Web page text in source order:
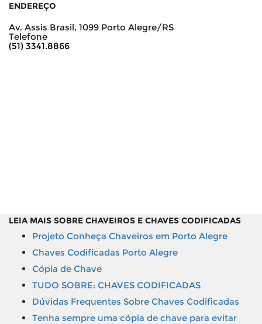
ENDEREÇO
Av. Assis Brasil, 1099 Porto Alegre/RS
Telefone
(51) 3341.8866
LEIA MAIS SOBRE CHAVEIROS E CHAVES CODIFICADAS
Projeto Conheça Chaveiros em Porto Alegre
Chaves Codificadas Porto Alegre
Cópia de Chave
TUDO SOBRE: CHAVES CODIFICADAS
Dúvidas Frequentes Sobre Chaves Codificadas
Tenha sempre uma cópia de chave para evitar